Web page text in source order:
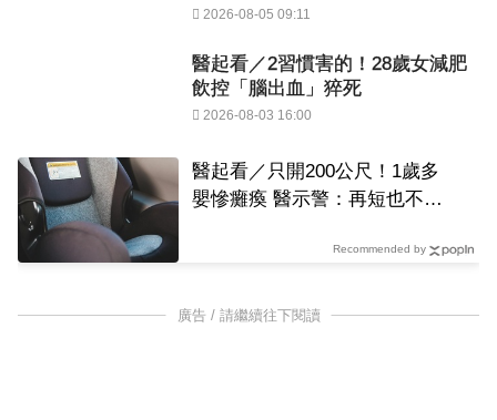
2026-08-05 09:11
醫起看／2習慣害的！28歲女減肥
飲控「腦出血」猝死
2026-08-03 16:00
醫起看／只開200公尺！1歲多
嬰慘癱瘓 醫示警：再短也不能
Recommended by
廣告 / 請繼續往下閱讀